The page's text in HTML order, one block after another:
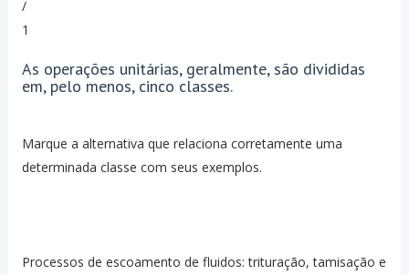
/
1
As operações unitárias, geralmente, são divididas
em, pelo menos, cinco classes.
Marque a alternativa que relaciona corretamente uma
determinada classe com seus exemplos.
Processos de escoamento de fluidos: trituração, tamisação e